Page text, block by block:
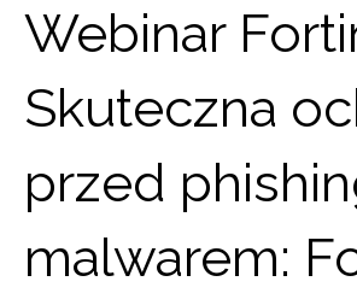
Webinar
Skuteczna
przed
malwarem: